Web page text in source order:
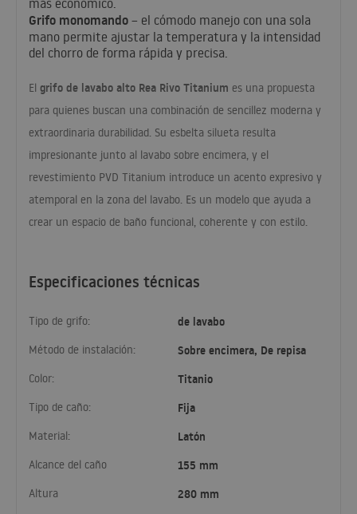
Especificaciones técnicas
Tipo de grifo: de lavabo
Método de instalación: Sobre encimera, De repisa
Color: Titanio
Tipo de caño: Fija
Material: Latón
Alcance del caño 155 mm
Altura 280 mm
Grifo monomando – el cómodo manejo con una sola
mano permite ajustar la temperatura y la intensidad
del chorro de forma rápida y precisa.
El grifo de lavabo alto Rea Rivo Titanium es una propuesta
para quienes buscan una combinación de sencillez moderna y
extraordinaria durabilidad. Su esbelta silueta resulta
impresionante junto al lavabo sobre encimera, y el
revestimiento PVD Titanium introduce un acento expresivo y
atemporal en la zona del lavabo. Es un modelo que ayuda a
crear un espacio de baño funcional, coherente y con estilo.